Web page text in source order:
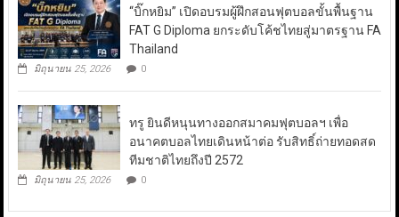
“บิ๊กหยิม” เปิดอบรมผู้ฝึกสอนฟุตบอลขั้นพื้นฐาน
FAT G Diploma ยกระดับโค้ชไทยสู่มาตรฐาน FA
Thailand
มิถุนายน 25, 2026 0
ทรู ยินดีหนุนทางออกสมาคมฟุตบอลฯ เพื่อ
อนาคตบอลไทยเดินหน้าต่อ รับสิทธิ์ถ่ายทอดสด
ทีมชาติไทยถึงปี 2572
มิถุนายน 25, 2026 0